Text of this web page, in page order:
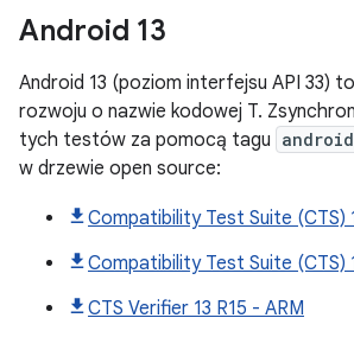
Android 13
Android 13 (poziom interfejsu API 33)
rozwoju o nazwie kodowej T.
tych testów za pomocą tagu
w drzewie open source:
Compatibility Test Suite (CTS)
Compatibility Test Suite (CTS)
CTS Verifier 13 R15 - ARM